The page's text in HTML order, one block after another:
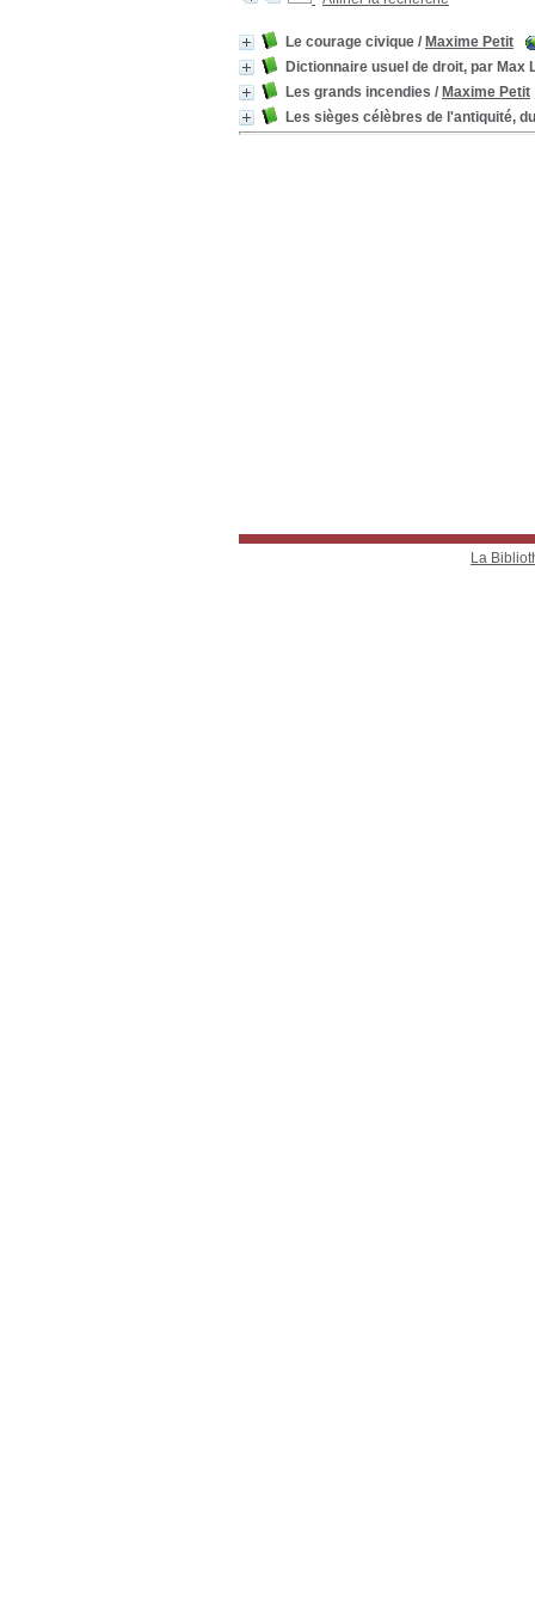
Le courage civique / Maxime Petit
Dictionnaire usuel de droit, par Max
Les grands incendies / Maxime Petit
Les sièges célèbres de l'antiquité,
La